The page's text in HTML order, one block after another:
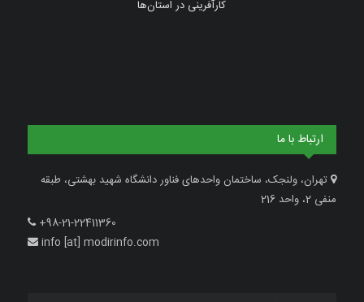
کارآفرینی در استان‌ها
ارتباط با ما
تهران، ولنجک، ساختمان واحدهای فناور دانشگاه شهید بهشتی، طبقه
منفی 2، واحد 216
+98-21-22411360
info [at] modirinfo.com